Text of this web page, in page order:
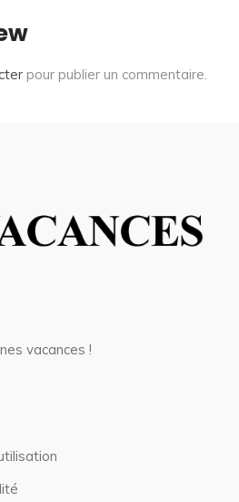
pour publier un commentaire.
vacances !